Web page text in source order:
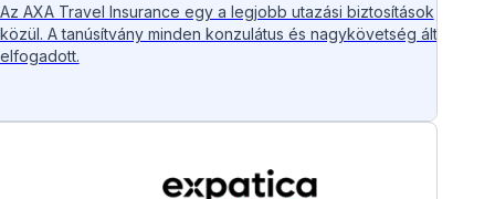
Az AXA Travel Insurance egy a legjobb utazási biztosítások
közül. A tanúsítvány minden konzulátus és nagykövetség által
elfogadott.